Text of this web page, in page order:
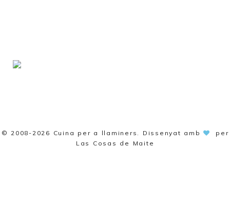
© 2008-2026 Cuina per a llaminers . Dissenyat amb
per
Las Cosas de Maite